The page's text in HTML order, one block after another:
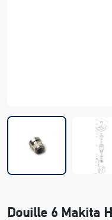
Douille 6 Makita